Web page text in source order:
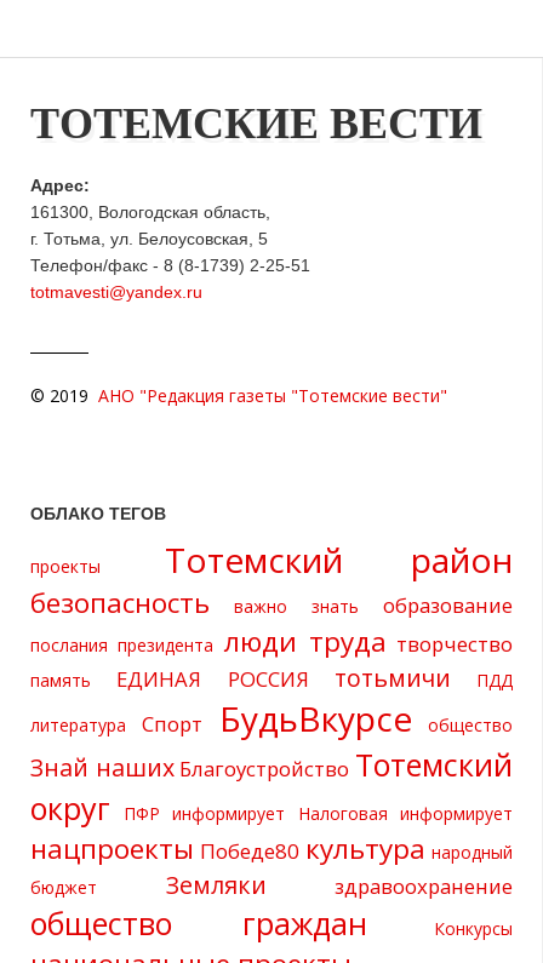
ТОТЕМСКИЕ ВЕСТИ
Адрес:
161300, Вологодская область,
г. Тотьма, ул. Белоусовская, 5
Телефон/факс - 8 (8-1739) 2-25-51
totmavesti@yandex.ru
© 2019 АНО "Редакция газеты "Тотемские вести"
ОБЛАКО ТЕГОВ
проекты Тотемский район
безопасность важно знать образование
послания президента люди труда творчество
память ЕДИНАЯ РОССИЯ тотьмичи
ПДД
литература
Спорт БудьВкурсе общество
Знай наших Благоустройство Тотемский
округ
ПФР информирует Налоговая информирует
нацпроекты Победе80 культура народный
бюджет
Земляки здравоохранение
общество граждан Конкурсы